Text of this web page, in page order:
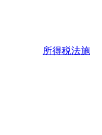
所得税法施